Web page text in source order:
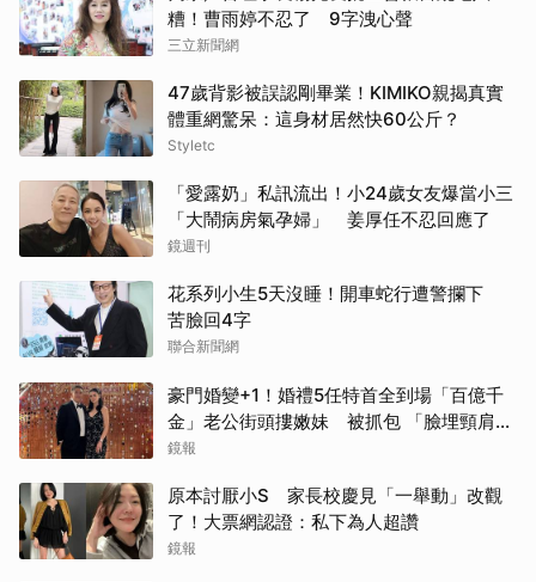
糟！曹雨婷不忍了 9字洩心聲
三立新聞網
47歲背影被誤認剛畢業！KIMIKO親揭真實
體重網驚呆：這身材居然快60公斤？
Styletc
「愛露奶」私訊流出！小24歲女友爆當小三
「大鬧病房氣孕婦」 姜厚任不忍回應了
鏡週刊
花系列小生5天沒睡！開車蛇行遭警攔下
苦臉回4字
聯合新聞網
豪門婚變+1！婚禮5任特首全到場「百億千
金」老公街頭摟嫩妹 被抓包 「臉埋頸肩狂
親」驚爆分居中
鏡報
原本討厭小S 家長校慶見「一舉動」改觀
了！大票網認證：私下為人超讚
鏡報